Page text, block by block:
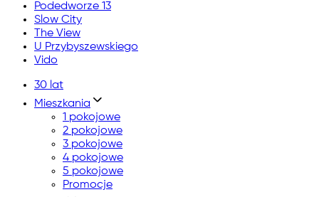
Podedworze 13
Slow City
The View
U Przybyszewskiego
Vido
30 lat
Mieszkania
1 pokojowe
2 pokojowe
3 pokojowe
4 pokojowe
5 pokojowe
Promocje